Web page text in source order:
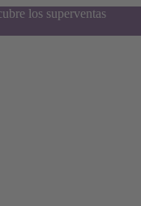
los superventas